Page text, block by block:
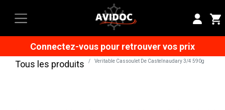
Connectez-vous pour retrouver vos prix
Tous les produits
Veritable Cassoulet De Castelnaudary 3/4 590g